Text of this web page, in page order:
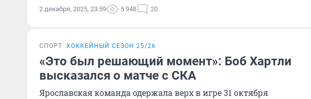
2 декабря, 2025, 23:59 5 948 20
СПОРТ ХОККЕЙНЫЙ СЕЗОН 25/26
«Это был решающий момент»: Боб Хартли
высказался о матче с СКА
Ярославская команда одержала верх в игре 31 октября